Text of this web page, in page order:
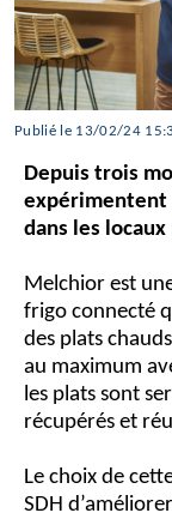
Publié le 13/02/24
Depuis trois
expérimentent
dans les locaux
Melchior est
frigo connecté
des plats
au maximum
les plats sont
récupérés et
Le choix de
SDH